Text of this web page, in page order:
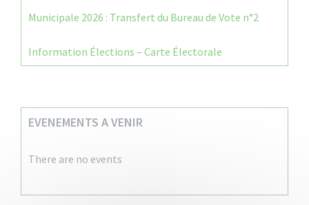
Municipale 2026 : Transfert du Bureau de Vote n°2
Information Élections – Carte Électorale
EVENEMENTS A VENIR
There are no events